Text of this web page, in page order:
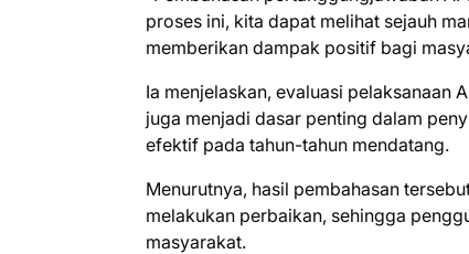
proses ini, kita dapat melihat sejauh
memberikan dampak positif bagi
Ia menjelaskan, evaluasi pelaksanaan
juga menjadi dasar penting dalam
efektif pada tahun-tahun mendatang.
Menurutnya, hasil pembahasan
melakukan perbaikan, sehingga
masyarakat.